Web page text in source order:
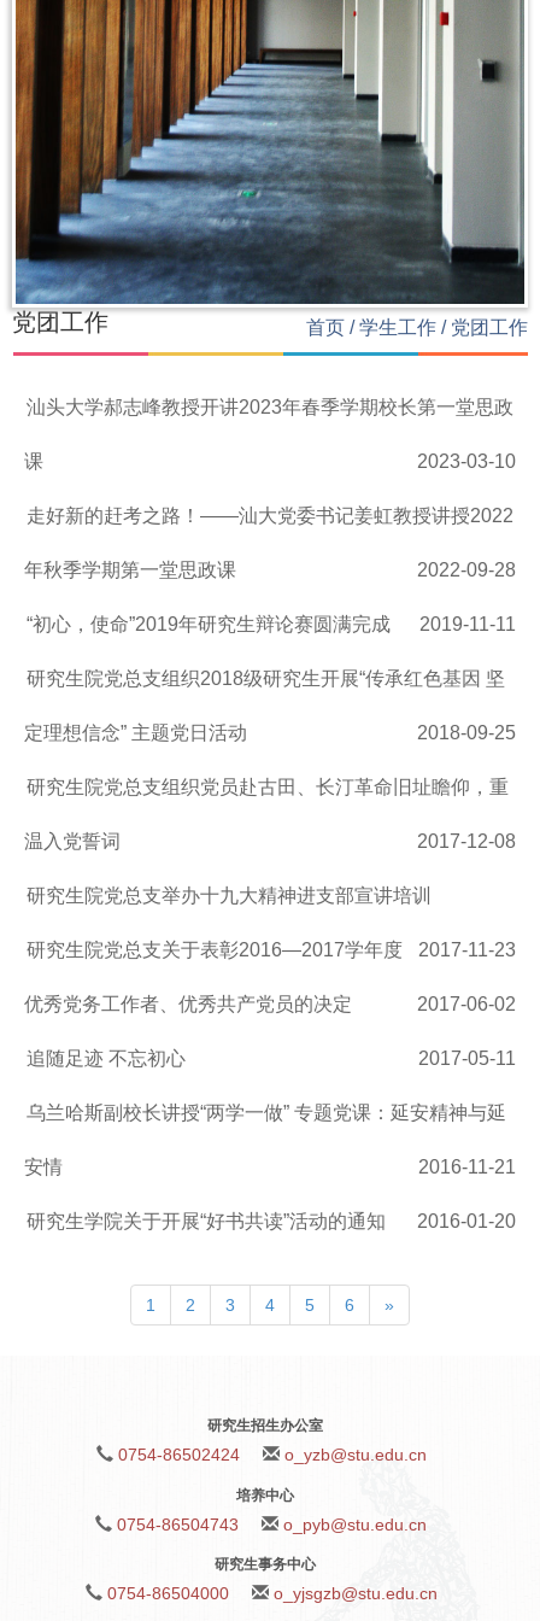
党团工作 首页 /学生工作 / 党团工作
汕头大学郝志峰教授开讲2023年春季学期校长第一堂思政
课 2023-03-10
走好新的赶考之路！——汕大党委书记姜虹教授讲授2022
年秋季学期第一堂思政课 2022-09-28
“初心，使命”2019年研究生辩论赛圆满完成 2019-11-11
研究生院党总支组织2018级研究生开展“传承红色基因 坚
定理想信念” 主题党日活动 2018-09-25
研究生院党总支组织党员赴古田、长汀革命旧址瞻仰，重
温入党誓词 2017-12-08
研究生院党总支举办十九大精神进支部宣讲培训
2017-11-23
研究生院党总支关于表彰2016—2017学年度
优秀党务工作者、优秀共产党员的决定 2017-06-02
追随足迹 不忘初心 2017-05-11
乌兰哈斯副校长讲授“两学一做” 专题党课：延安精神与延
安情 2016-11-21
研究生学院关于开展“好书共读”活动的通知 2016-01-20
1 2 3 4 5 6 »
研究生招生办公室
0754-86502424 o_yzb@stu.edu.cn
培养中心
0754-86504743 o_pyb@stu.edu.cn
研究生事务中心
0754-86504000 o_yjsgzb@stu.edu.cn